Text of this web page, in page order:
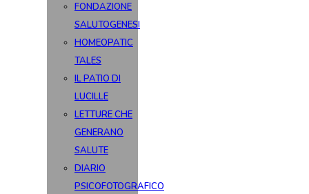
FONDAZIONE
SALUTOGENESI
HOMEOPATIC
TALES
IL PATIO DI
LUCILLE
LETTURE CHE
GENERANO
SALUTE
DIARIO
PSICOFOTOGRAFICO